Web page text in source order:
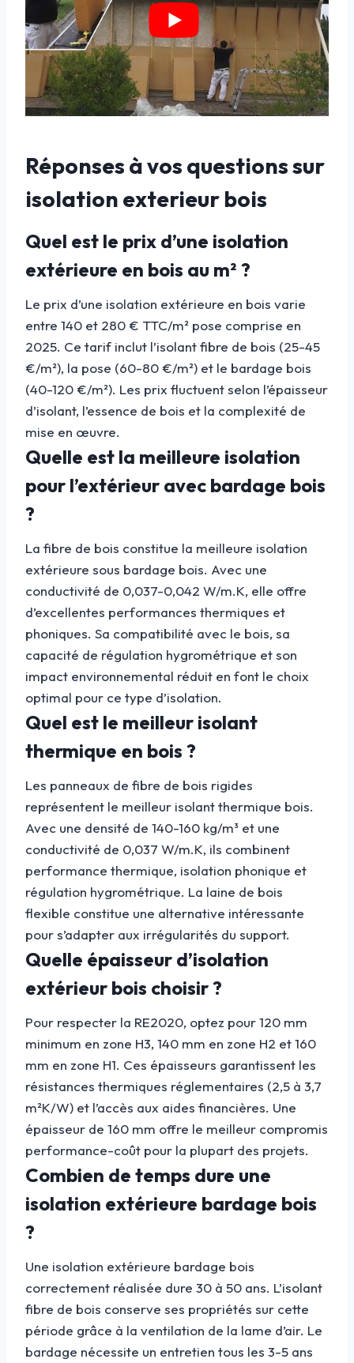
Réponses à vos questions sur
isolation exterieur bois
Quel est le prix d’une isolation
extérieure en bois au m² ?
Le prix d’une isolation extérieure en bois varie
entre 140 et 280 € TTC/m² pose comprise en
2025. Ce tarif inclut l’isolant fibre de bois (25-45
€/m²), la pose (60-80 €/m²) et le bardage bois
(40-120 €/m²). Les prix fluctuent selon l’épaisseur
d’isolant, l’essence de bois et la complexité de
mise en œuvre.
Quelle est la meilleure isolation
pour l’extérieur avec bardage bois
?
La fibre de bois constitue la meilleure isolation
extérieure sous bardage bois. Avec une
conductivité de 0,037-0,042 W/m.K, elle offre
d’excellentes performances thermiques et
phoniques. Sa compatibilité avec le bois, sa
capacité de régulation hygrométrique et son
impact environnemental réduit en font le choix
optimal pour ce type d’isolation.
Quel est le meilleur isolant
thermique en bois ?
Les panneaux de fibre de bois rigides
représentent le meilleur isolant thermique bois.
Avec une densité de 140-160 kg/m³ et une
conductivité de 0,037 W/m.K, ils combinent
performance thermique, isolation phonique et
régulation hygrométrique. La laine de bois
flexible constitue une alternative intéressante
pour s’adapter aux irrégularités du support.
Quelle épaisseur d’isolation
extérieur bois choisir ?
Pour respecter la RE2020, optez pour 120 mm
minimum en zone H3, 140 mm en zone H2 et 160
mm en zone H1. Ces épaisseurs garantissent les
résistances thermiques réglementaires (2,5 à 3,7
m²K/W) et l’accès aux aides financières. Une
épaisseur de 160 mm offre le meilleur compromis
performance-coût pour la plupart des projets.
Combien de temps dure une
isolation extérieure bardage bois
?
Une isolation extérieure bardage bois
correctement réalisée dure 30 à 50 ans. L’isolant
fibre de bois conserve ses propriétés sur cette
période grâce à la ventilation de la lame d’air. Le
bardage nécessite un entretien tous les 3-5 ans